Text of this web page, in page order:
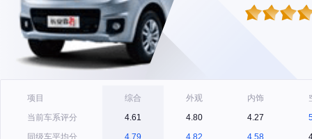
项目
当前车系评分
同级车平均分
综合
4.61
4.79
外观
4.80
4.82
内饰
4.27
4.58